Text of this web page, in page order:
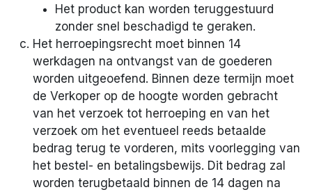
Het product kan worden teruggestuurd
zonder snel beschadigd te geraken.
Het herroepingsrecht moet binnen 14
werkdagen na ontvangst van de goederen
worden uitgeoefend. Binnen deze termijn moet
de Verkoper op de hoogte worden gebracht
van het verzoek tot herroeping en van het
verzoek om het eventueel reeds betaalde
bedrag terug te vorderen, mits voorlegging van
het bestel- en betalingsbewijs. Dit bedrag zal
worden terugbetaald binnen de 14 dagen na